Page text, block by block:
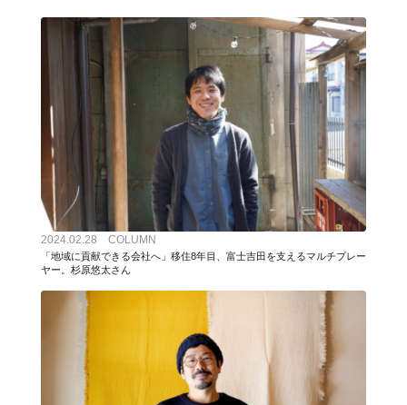
2024.02.28 COLUMN
「地域に貢献できる会社へ」移住8年目、富士吉田を支えるマルチプレー
ヤー。杉原悠太さん